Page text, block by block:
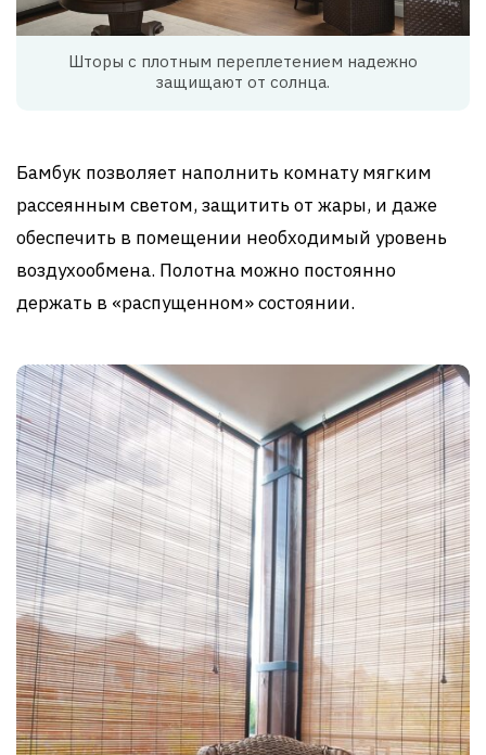
Шторы с плотным переплетением надежно
защищают от солнца.
Бамбук позволяет наполнить комнату мягким
рассеянным светом, защитить от жары, и даже
обеспечить в помещении необходимый уровень
воздухообмена. Полотна можно постоянно
держать в «распущенном» состоянии.